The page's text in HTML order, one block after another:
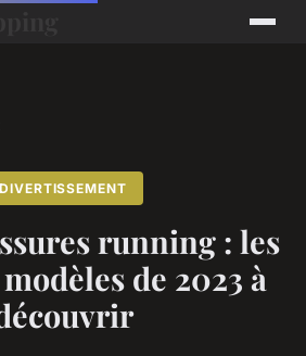
DIVERTISSEMENT
running : les
de 2023 à